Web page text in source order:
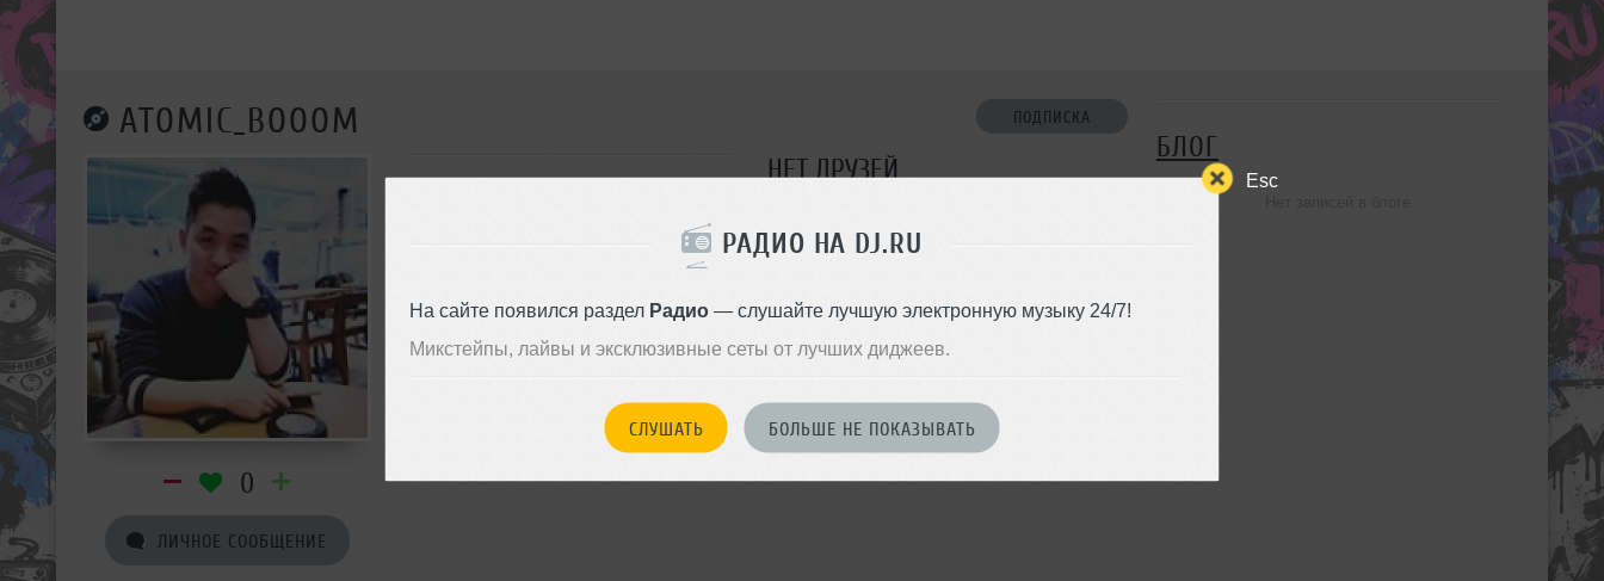
Esc
РАДИО НА DJ.RU
На сайте появился раздел Радио— слушайте лучшую электронную музыку 24/7!
Микстейпы, лайвы и эксклюзивные сеты от лучших диджеев.
СЛУШАТЬ БОЛЬШЕ НЕ ПОКАЗЫВАТЬ
ATOMIC_BOOOM ПОДПИСКА
0
ЛИЧНОЕ СООБЩЕНИЕ
НЕТ ДРУЗЕЙ
БЛОГ